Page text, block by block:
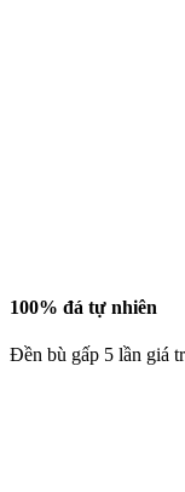
100% đá tự nhiên
Đền bù gấp 5 lần giá